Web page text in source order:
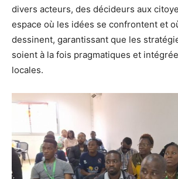
divers acteurs, des décideurs aux
espace où les idées se confrontent et
dessinent, garantissant que les
soient à la fois pragmatiques et
locales.